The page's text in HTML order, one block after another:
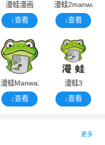
漫蛙漫画
↓查看
漫蛙2manwa2
↓查看
漫蛙Manwa22025正版
↓查看
漫蛙3
↓查看
更多